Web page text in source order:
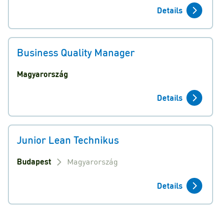
Details
Business Quality Manager
Magyarország
Details
Junior Lean Technikus
Budapest Magyarország
Details